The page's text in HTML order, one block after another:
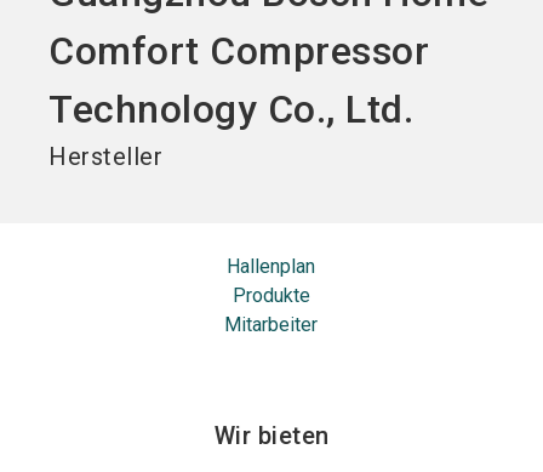
Comfort Compressor
Technology Co., Ltd.
Hersteller
Hallenplan
Produkte
Mitarbeiter
Wir bieten